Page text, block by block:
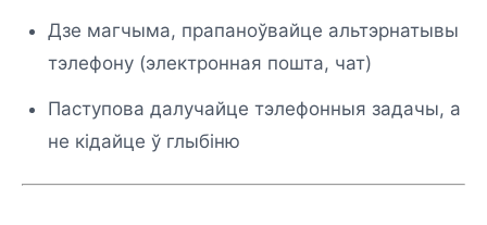
Дзе магчыма, прапаноўвайце альтэрнатывы
тэлефону (электронная пошта, чат)
Паступова далучайце тэлефонныя задачы, а
не кідайце ў глыбіню